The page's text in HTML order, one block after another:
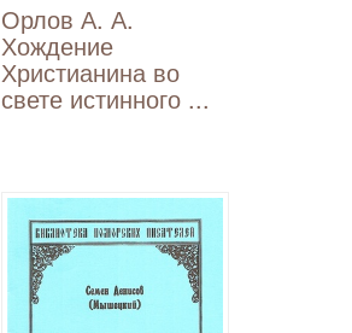
Орлов А. А.
Хождение
Христианина во
свете истинного ...